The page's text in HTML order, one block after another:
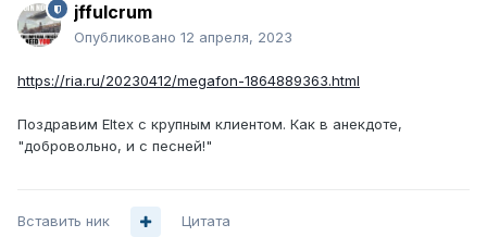
jffulcrum
Опубликовано 12 апреля, 2023
https://ria.ru/20230412/megafon-1864889363.html
Поздравим Eltex с крупным клиентом. Как в анекдоте,
"добровольно, и с песней!"
Вставить ник Цитата